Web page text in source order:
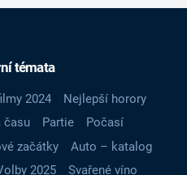
témata
2024
Nejlepší horory
času Partie
Počasí
začátky
Auto – katalog
2025
Svařené víno